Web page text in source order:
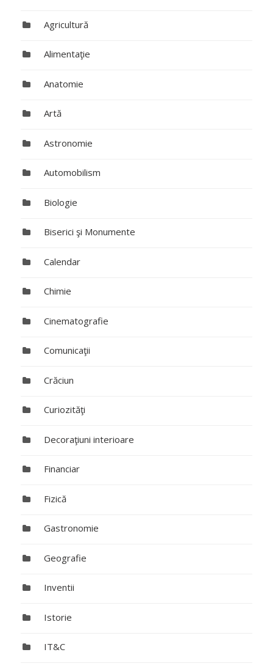
Agricultură
Alimentaţie
Anatomie
Artă
Astronomie
Automobilism
Biologie
Biserici şi Monumente
Calendar
Chimie
Cinematografie
Comunicaţii
Crăciun
Curiozităţi
Decoraţiuni interioare
Financiar
Fizică
Gastronomie
Geografie
Inventii
Istorie
IT&C